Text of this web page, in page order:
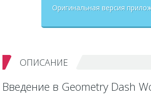
Оригинальная версия
ОПИСАНИЕ
Введение в Geometry Dash